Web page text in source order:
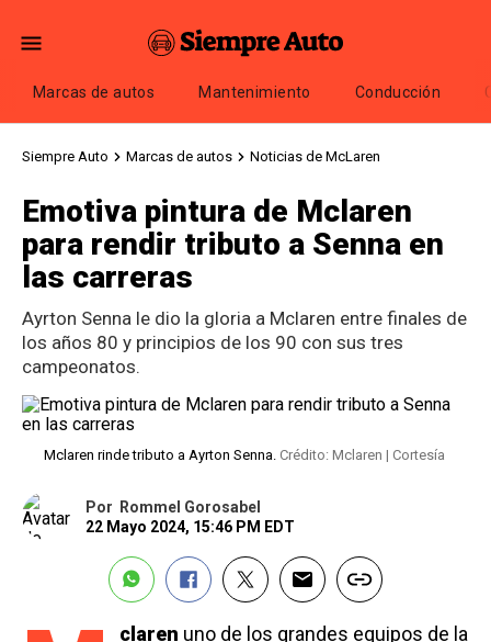
Marcas de autos Mantenimiento Conducción
Siempre Auto Marcas de autos Noticias de McLaren
Emotiva pintura de Mclaren
para rendir tributo a Senna en
las carreras
Ayrton Senna le dio la gloria a Mclaren entre finales de
los años 80 y principios de los 90 con sus tres
campeonatos.
Mclaren rinde tributo a Ayrton Senna. Crédito: Mclaren | Cortesía
Por
Rommel Gorosabel
22 Mayo 2024, 15:46 PM EDT
claren uno de los grandes equipos de la